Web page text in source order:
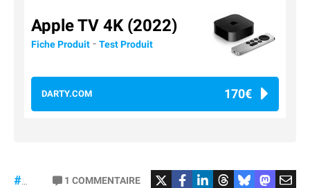
Apple TV 4K (2022)
Fiche Produit - Test Produit
DARTY.COM 170€
#Football #liga
1 COMMENTAIRE